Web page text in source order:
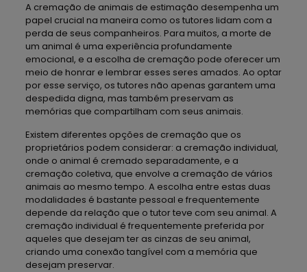
A cremação de animais de estimação desempenha um
papel crucial na maneira como os tutores lidam com a
perda de seus companheiros. Para muitos, a morte de
um animal é uma experiência profundamente
emocional, e a escolha de cremação pode oferecer um
meio de honrar e lembrar esses seres amados. Ao optar
por esse serviço, os tutores não apenas garantem uma
despedida digna, mas também preservam as
memórias que compartilham com seus animais.
Existem diferentes opções de cremação que os
proprietários podem considerar: a cremação individual,
onde o animal é cremado separadamente, e a
cremação coletiva, que envolve a cremação de vários
animais ao mesmo tempo. A escolha entre estas duas
modalidades é bastante pessoal e frequentemente
depende da relação que o tutor teve com seu animal. A
cremação individual é frequentemente preferida por
aqueles que desejam ter as cinzas de seu animal,
criando uma conexão tangível com a memória que
desejam preservar.